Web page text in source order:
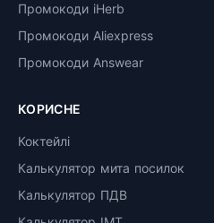
Промокоди iHerb
Промокоди Aliexpress
Промокоди Answear
КОРИСНЕ
Коктейлі
Калькулятор мита посилок
Калькулятор ПДВ